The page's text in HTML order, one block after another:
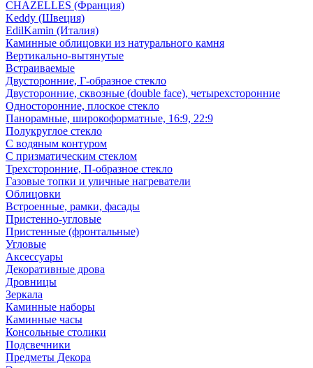
CHAZELLES (Франция)
Keddy (Швеция)
EdilKamin (Италия)
Каминные облицовки из натурального камня
Вертикально-вытянутые
Встраиваемые
Двусторонние, Г-образное стекло
Двусторонние, сквозные (double face), четырехсторонние
Односторонние, плоское стекло
Панорамные, широкоформатные, 16:9, 22:9
Полукруглое стекло
С водяным контуром
С призматическим стеклом
Трехсторонние, П-образное стекло
Газовые топки и уличные нагреватели
Облицовки
Встроенные, рамки, фасады
Пристенно-угловые
Пристенные (фронтальные)
Угловые
Аксессуары
Декоративные дрова
Дровницы
Зеркала
Каминные наборы
Каминные часы
Консольные столики
Подсвечники
Предметы Декора